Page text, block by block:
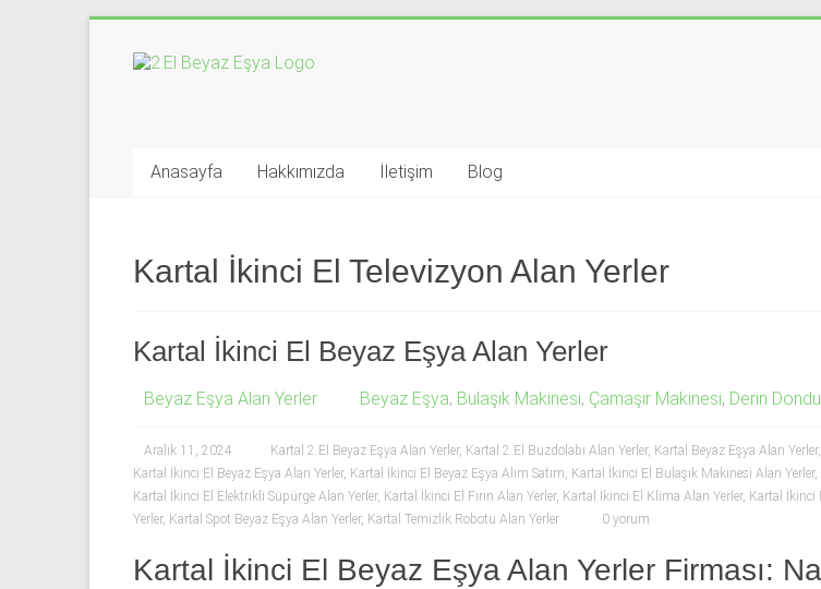
contentİkinci
Beyaz
Yerler
|
0
543
592
53
50
İkinci
Anasayfa Hakkımızda İletişim Blog
Kartal İkinci El Televizyon Alan Yerler
Kartal İkinci El Beyaz Eşya Alan Yerler
Beyaz Eşya Alan Yerler Beyaz Eşya, Bulaşık Makinesi, Çamaşır Makinesi, Derin
Aralık 11, 2024 Kartal 2.El Beyaz Eşya Alan Yerler, Kartal 2.El Buzdolabı Alan Yerler, Kartal Beyaz Eşya Alan Yerler,
Kartal İkinci El Beyaz Eşya Alan Yerler, Kartal İkinci El Beyaz Eşya Alım Satım, Kartal İkinci El Bulaşık Makinesi Alan Yerler,
Kartal İkinci El Elektrikli Süpürge Alan Yerler, Kartal İkinci El Fırın Alan Yerler, Kartal İkinci El Klima Alan Yerler, Kartal İkinci
Yerler, Kartal Spot Beyaz Eşya Alan Yerler, Kartal Temizlik Robotu Alan Yerler 0 yorum
Kartal İkinci El Beyaz Eşya Alan Yerler Firması: